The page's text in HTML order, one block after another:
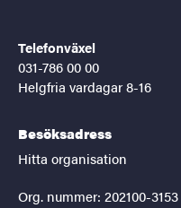
Telefonväxel
031-786 00 00
Helgfria vardagar 8-16
Besöksadress
Hitta organisation
Org. nummer: 202100-3153